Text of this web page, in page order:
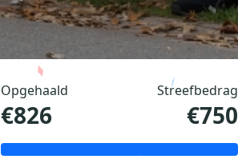
Opgehaald
€826
Streefbedrag
€750